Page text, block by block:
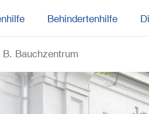
Behindertenhilfe